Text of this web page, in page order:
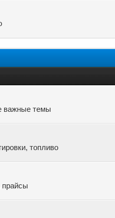
важные темы
топливо
прайсы